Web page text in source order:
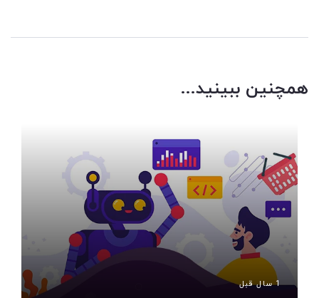
همچنین ببینید...
1 سال قبل